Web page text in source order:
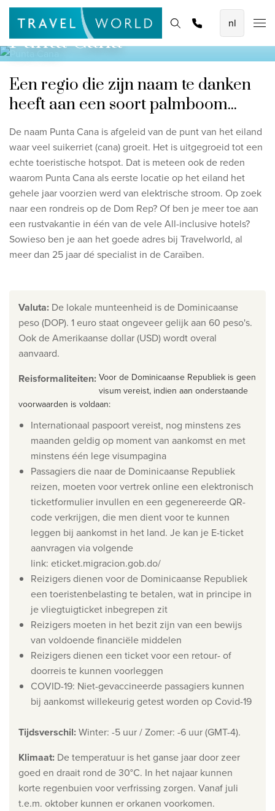
De mooiste vliegvakanties
Baoase Luxury Resort Curaçao
Lux* Grand Baie Resort Mauritius
Constance Halaveli Maldives
Unieke rondreizen
8-daagse Emiraten Ontdekkingsreis
Fly & Drive - Kleuren van Yucatan
Ontdekking Sri Lanka
Bekijk alle rondreizen
Huwelijksreis
Adults only
Luxury
Bekijk alle thema's
De beste aanbiedingen
IKYK Malta
Dhigali Resort Maldives
SALT of Palmar Mauritius
Bekijk alle promoties
Over Travelworld
Wie zijn wij
Waarom Travelworld
Onze bestemmingen
Contacteer ons
Onze reiskantoren
Nuttige links
Vacatures
Voorwaarden
Homepage Bestemmingen Thema's Promoties
Zoek & boek
Punta Cana
Een regio die zijn naam te danken
heeft aan een soort palmboom...
De naam Punta Cana is afgeleid van de punt van het eiland
waar veel suikerriet (cana) groeit. Het is uitgegroeid tot een
echte toeristische hotspot. Dat is meteen ook de reden
waarom Punta Cana als eerste locatie op het eiland het
gehele jaar voorzien werd van elektrische stroom. Op zoek
naar een rondreis op de Dom Rep? Of ben je meer toe aan
een rustvakantie in één van de vele All-inclusive hotels?
Sowieso ben je aan het goede adres bij Travelworld, al
meer dan 25 jaar dé specialist in de Caraïben.
Valuta: De lokale munteenheid is de Dominicaanse
peso (DOP). 1 euro staat ongeveer gelijk aan 60 peso's.
Ook de Amerikaanse dollar (USD) wordt overal
aanvaard.
Reisformaliteiten:Voor de Dominicaanse Republiek is geen
visum vereist, indien aan onderstaande
voorwaarden is voldaan:
Internationaal paspoort vereist, nog minstens zes
maanden geldig op moment van aankomst en met
minstens één lege visumpagina
Passagiers die naar de Dominicaanse Republiek
reizen, moeten voor vertrek online een elektronisch
ticketformulier invullen en een gegenereerde QR-
code verkrijgen, die men dient voor te kunnen
leggen bij aankomst in het land. Je kan je E-ticket
aanvragen via volgende
link: eticket.migracion.gob.do/
Reizigers dienen voor de Dominicaanse Republiek
een toeristenbelasting te betalen, wat in principe in
je vliegtuigticket inbegrepen zit
Reizigers moeten in het bezit zijn van een bewijs
van voldoende financiële middelen
Reizigers dienen een ticket voor een retour- of
doorreis te kunnen voorleggen
COVID-19: Niet-gevaccineerde passagiers kunnen
bij aankomst willekeurig getest worden op Covid-19
Tijdsverschil:Winter: -5 uur / Zomer: -6 uur (GMT-4).
Klimaat: De temperatuur is het ganse jaar door zeer
goed en draait rond de 30°C. In het najaar kunnen
korte regenbuien voor verfrissing zorgen. Vanaf juli
t.e.m. oktober kunnen er orkanen voorkomen.